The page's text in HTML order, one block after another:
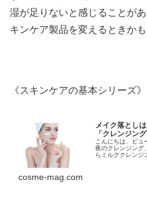
湿が足りないと感じることが
キンケア製品を変えるときかも
《スキンケアの基本シリーズ》
メイク落とし
「クレンジン
こんにちは、ビュ
夜のクレンジング
らミルククレンジ
cosme-mag.com